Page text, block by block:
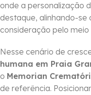
onde a personalização
destaque, alinhando-se
consideração pelo meio
Nesse cenário de
humana em Praia
o Memorian
de referência.